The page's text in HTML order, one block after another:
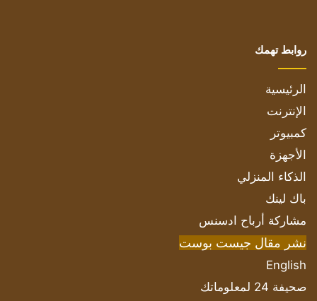
روابط تهمك
الرئيسية
الإنترنت
كمبيوتر
الأجهزة
الذكاء المنزلي
باك لينك
مشاركة أرباح ادسنس
نشر مقال جيست بوست
English
صحيفة 24 لمعلوماتك